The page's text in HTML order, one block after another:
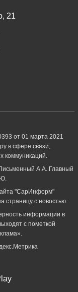
21
от 01 марта 2021
в сфере связи,
коммуникаций.
А.А. Главный
"СарИнформ"
страницу с новостью.
информации в
с пометкой